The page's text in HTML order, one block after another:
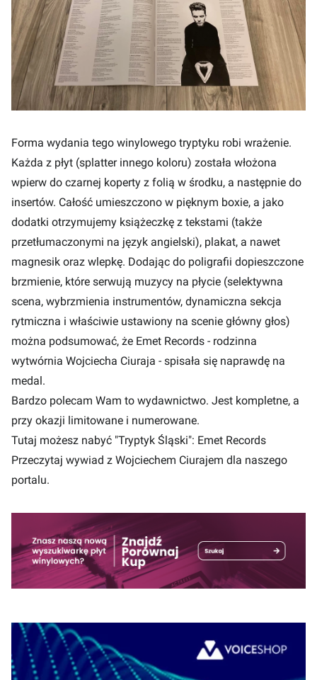
Forma wydania tego winylowego tryptyku robi wrażenie.
Każda z płyt (splatter innego koloru) została włożona
wpierw do czarnej koperty z folią w środku, a następnie do
insertów. Całość umieszczono w pięknym boxie, a jako
dodatki otrzymujemy książeczkę z tekstami (także
przetłumaczonymi na język angielski), plakat, a nawet
magnesik oraz wlepkę. Dodając do poligrafii dopieszczone
brzmienie, które serwują muzycy na płycie (selektywna
scena, wybrzmienia instrumentów, dynamiczna sekcja
rytmiczna i właściwie ustawiony na scenie główny głos)
można podsumować, że Emet Records - rodzinna
wytwórnia Wojciecha Ciuraja - spisała się naprawdę na
medal.
Bardzo polecam Wam to wydawnictwo. Jest kompletne, a
przy okazji limitowane i numerowane.
Tutaj możesz nabyć "Tryptyk Śląski": Emet Records
Przeczytaj wywiad z Wojciechem Ciurajem dla naszego
portalu.